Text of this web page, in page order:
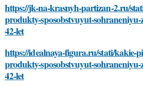
https://jk-na-krasnyh-partizan-2.ru/
produkty-sposobstvuyut-
42-let
https://idealnaya-figura.ru/stati/kakie-
produkty-sposobstvuyut-
42-let